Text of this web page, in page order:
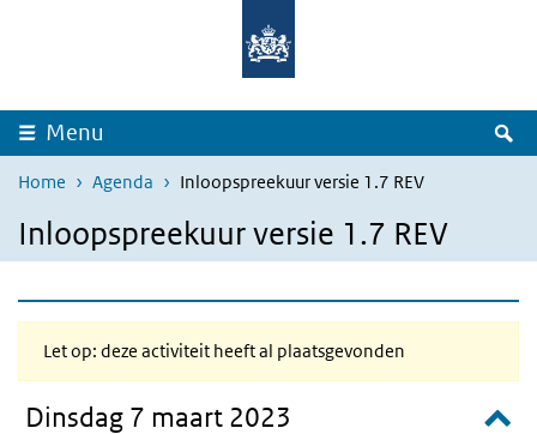
Overslaan en naar de inhoud gaan
Menu
Home Agenda Inloopspreekuur versie 1.7 REV
Inloopspreekuur versie 1.7 REV
Let op: deze activiteit heeft al plaatsgevonden
Dinsdag 7 maart 2023